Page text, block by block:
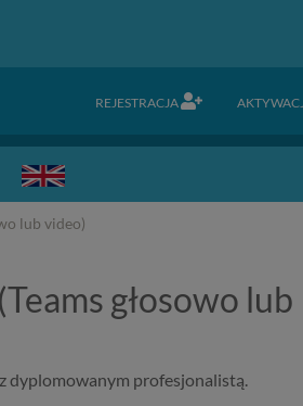
REJESTRACJA
lub video)
głosowo lub
dyplomowanym profesjonalistą.